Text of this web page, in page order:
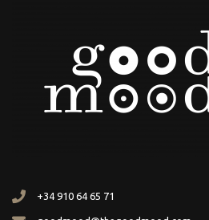
+34 910 64 65 71